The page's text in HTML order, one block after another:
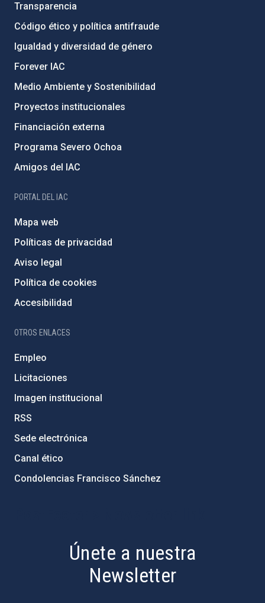
Transparencia
Código ético y política antifraude
Igualdad y diversidad de género
Forever IAC
Medio Ambiente y Sostenibilidad
Proyectos institucionales
Financiación externa
Programa Severo Ochoa
Amigos del IAC
PORTAL DEL IAC
Mapa web
Políticas de privacidad
Aviso legal
Política de cookies
Accesibilidad
OTROS ENLACES
Empleo
Licitaciones
Imagen institucional
RSS
Sede electrónica
Canal ético
Condolencias Francisco Sánchez
Únete a nuestra
Newsletter